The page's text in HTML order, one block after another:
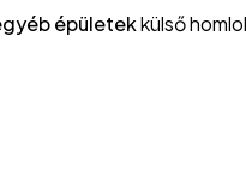
épületekkülső